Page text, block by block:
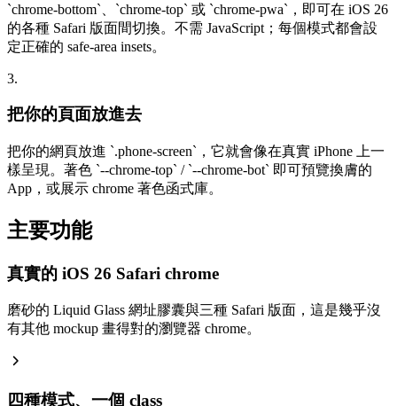
`chrome-bottom` `chrome-top` 或 `chrome-pwa` ，即可在 iOS 26
的各種 Safari 版面間切換。不需 JavaScript；每個模式都會設
定正確的 safe-area insets。
3.
把你的頁面放進去
把你的網頁放進 `.phone-screen` ，它就會像在真實 iPhone 上一
樣呈現。著色 `--chrome-top` / `--chrome-bot` 即可預覽換膚的
App，或展示 chrome 著色函式庫。
主要功能
真實的 iOS 26 Safari chrome
磨砂的 Liquid Glass 網址膠囊與三種 Safari 版面，這是幾乎沒
有其他 mockup 畫得對的瀏覽器 chrome。
四種模式、一個 class